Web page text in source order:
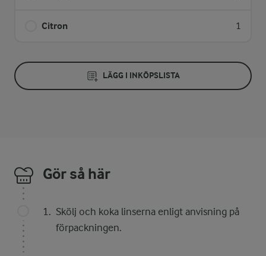
Citron 1
LÄGG I INKÖPSLISTA
Gör så här
Skölj och koka linserna enligt anvisning på
förpackningen.